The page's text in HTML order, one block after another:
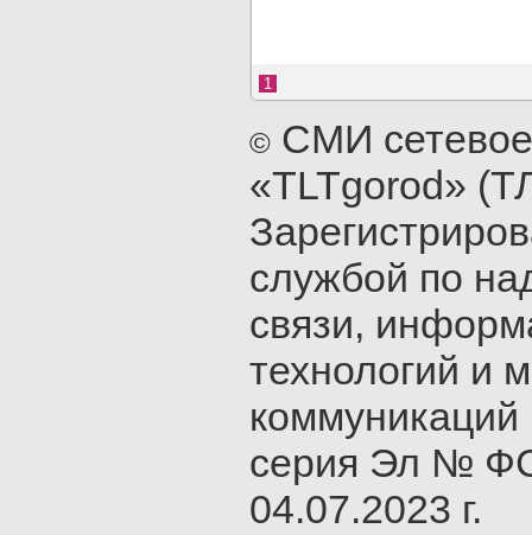
1
© СМИ
«TLTgorod»
службой по
связи,
технологий и
серия Эл №
04.07.2023 г.